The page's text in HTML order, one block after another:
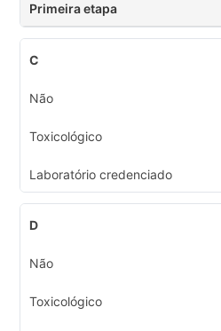
Primeira etapa
C
Não
Toxicológico
Laboratório credenciado
D
Não
Toxicológico